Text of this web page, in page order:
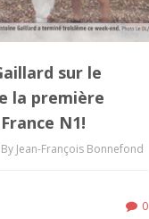
sur le
la première
N1!
By Jean-François Bonnefond
0